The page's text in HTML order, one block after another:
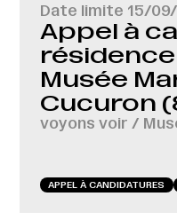
Date limite 15/
Appel à
Musée
Cucuron
voyons voir /
APPEL À CANDIDATURES